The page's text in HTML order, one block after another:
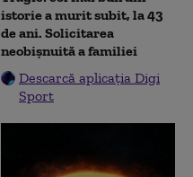
istorie a murit subit, la 43
de ani. Solicitarea
neobișnuită a familiei
Descarcă aplicația Digi
Sport